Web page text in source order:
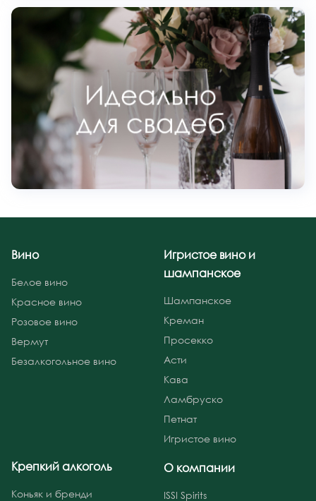
Вино
Белое вино
Красное вино
Розовое вино
Вермут
Безалкогольное вино
Игристое вино и
шампанское
Шампанское
Креман
Просекко
Асти
Кава
Ламбруско
Петнат
Игристое вино
Крепкий алкоголь
Коньяк и бренди
О компании
ISSI Spirits